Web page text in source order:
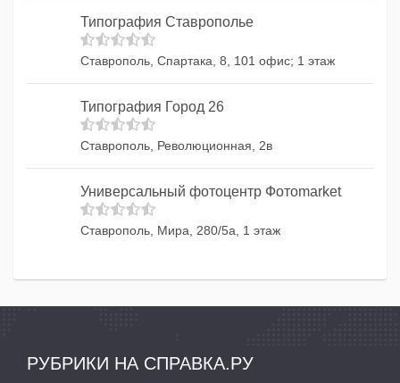
Типография Ставрополье
Ставрополь, Спартака, 8, 101 офис; 1 этаж
Типография Город 26
Ставрополь, Революционная, 2в
Универсальный фотоцентр Фотоmarket
Ставрополь, Мира, 280/5а, 1 этаж
РУБРИКИ НА СПРАВКА.РУ